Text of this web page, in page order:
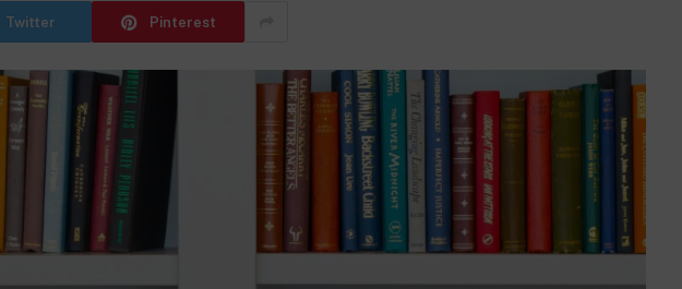
Twitter Pinterest